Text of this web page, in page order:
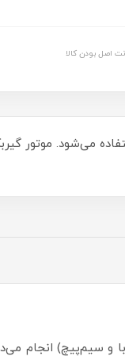
اصل بودن کالا
می‌شود. موتور
و سیم‌پیچ) انجام